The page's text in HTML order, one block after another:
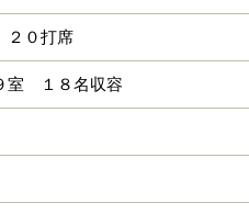
０打席
室 １８名収容